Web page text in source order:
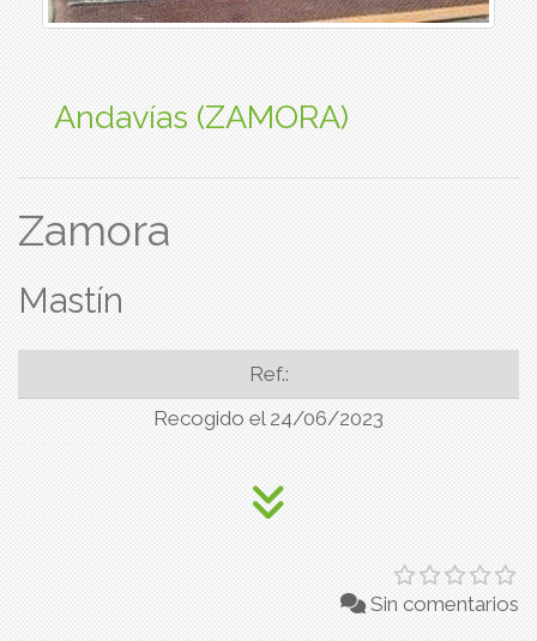
Andavías (ZAMORA)
Zamora
Mastín
Ref.:
Recogido el 24/06/2023
Sin comentarios